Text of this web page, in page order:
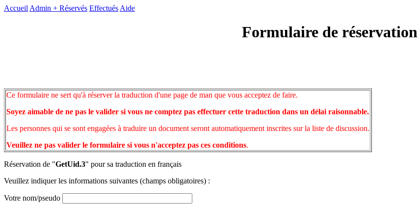
Accueil Admin + Réservés Effectués Aide
Formulaire de réservation
Ce formulaire ne sert qu'à réserver la traduction d'une page de man que vous acceptez de faire.
Soyez aimable de ne pas le valider si vous ne comptez pas effectuer cette traduction dans un délai raisonnable.
Les personnes qui se sont engagées à traduire un document seront automatiquement inscrites sur la liste de discussion.
Veuillez ne pas valider le formulaire si vous n'acceptez pas ces conditions.
Réservation de "GetUid.3" pour sa traduction en français
Veuillez indiquer les informations suivantes (champs obligatoires) :
Votre nom/pseudo